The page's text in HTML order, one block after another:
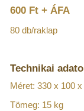
600 Ft + ÁFA
80 db/raklap
Technikai
Méret: 330 x 100
Tömeg: 15 kg